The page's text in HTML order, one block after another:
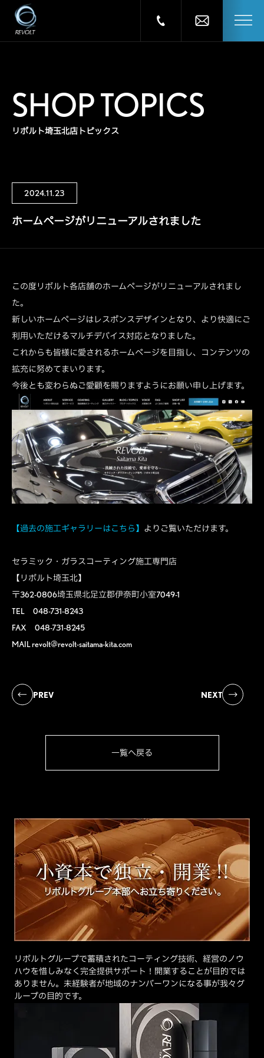
SHOP TOPICS
リボルト埼玉北店トピックス
2024.11.23
ホームページがリニューアルされました
この度リボルト各店舗のホームページがリニューアルされまし
た。
新しいホームページはレスポンスデザインとなり、より快適にご
利用いただけるマルチデバイス対応となりました。
これからも皆様に愛されるホームページを目指し、コンテンツの
拡充に努めてまいります。
今後とも変わらぬご愛顧を賜りますようにお願い申し上げます。
【過去の施工ギャラリーはこちら】 よりご覧いただけます。
セラミック・ガラスコーティング施工専門店
【リボルト埼玉北】
〒362-0806埼玉県北足立郡伊奈町小室7049-1
TEL 048-731-8243
FAX 048-731-8245
MAIL revolt@revolt-saitama-kita.com
PREV NEXT
一覧へ戻る
リボルトグループで蓄積されたコーティング技術、経営のノウ
ハウを惜しみなく完全提供サポート！開業することが目的では
ありません。未経験者が地域のナンバーワンになる事が我々グ
ループの目的です。